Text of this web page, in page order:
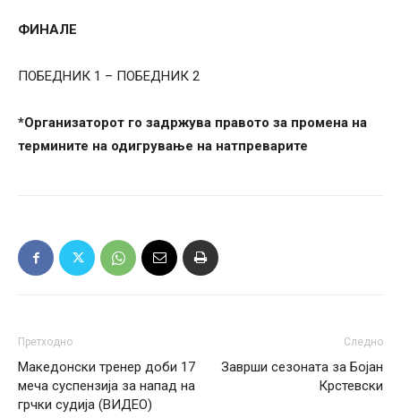
ФИНАЛЕ
ПОБЕДНИК 1 – ПОБЕДНИК 2
*Организаторот го задржува правото за промена на
термините на одигрување на натпреварите
Претходно
Македонски тренер доби 17
меча суспензија за напад на
грчки судија (ВИДЕО)
Следно
Заврши сезоната за Бојан
Крстевски